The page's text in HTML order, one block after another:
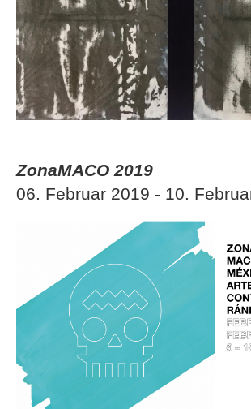
ZonaMACO 2019
06. Februar 2019 - 10.